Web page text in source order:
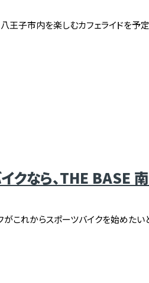
王子市内を楽しむカフェライドを予定
クなら、THE BASE
これからスポーツバイクを始めたい